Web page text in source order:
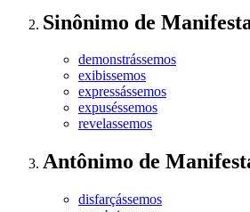
Sinônimo de
demonstrássemos
exibissemos
expressássemos
expuséssemos
revelassemos
Antônimo de
disfarçássemos